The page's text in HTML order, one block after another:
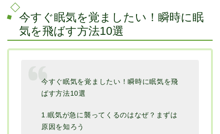
今すぐ眠気を覚ましたい！瞬時に眠
気を飛ばす方法10選
今すぐ眠気を覚ましたい！瞬時に眠気を飛
ばす方法10選
1.眠気が急に襲ってくるのはなぜ？まずは
原因を知ろう